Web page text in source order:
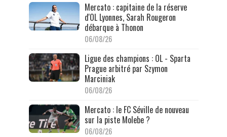
Mercato : capitaine de la réserve
d'OL Lyonnes, Sarah Rougeron
débarque à Thonon
06/08/26
Ligue des champions : OL - Sparta
Prague arbitré par Szymon
Marciniak
06/08/26
Mercato : le FC Séville de nouveau
sur la piste Molebe ?
06/08/26